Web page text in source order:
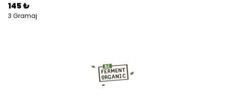
145 ₺
3 Gramaj